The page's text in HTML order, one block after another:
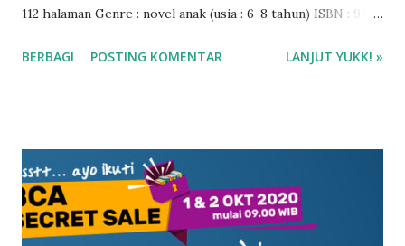
112 halaman Genre : novel anak (usia : 6-8 tahun) ISBN : 978-
Beli buku anak import di Big Bad Wolf (BBW) Tokopedia ❤️
BERBAGI POSTING KOMENTAR LANJUT YUKK! »